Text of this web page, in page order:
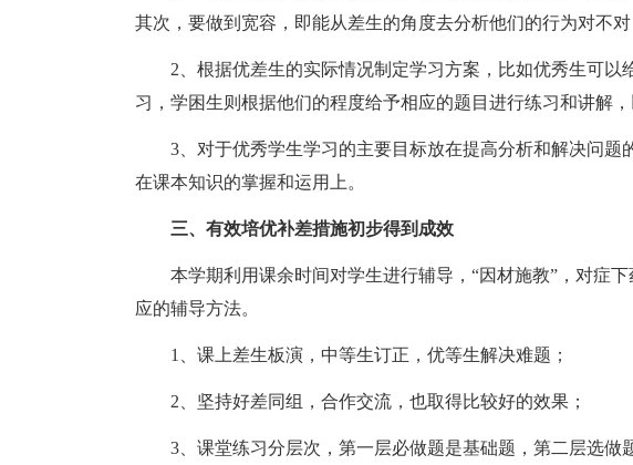
其次，要做到宽容，即能从差生的角度去分析他们的行为对不对
2、根据优差生的实际情况制定学习方案，比如优秀生可以
习，学困生则根据他们的程度给予相应的题目进行练习和讲解，
3、对于优秀学生学习的主要目标放在提高分析和解决问题
在课本知识的掌握和运用上。
三、有效培优补差措施初步得到成效
本学期利用课余时间对学生进行辅导，“因材施教”，对症下
应的辅导方法。
1、课上差生板演，中等生订正，优等生解决难题；
2、坚持好差同组，合作交流，也取得比较好的效果；
3、课堂练习分层次，第一层必做题是基础题，第二层选做